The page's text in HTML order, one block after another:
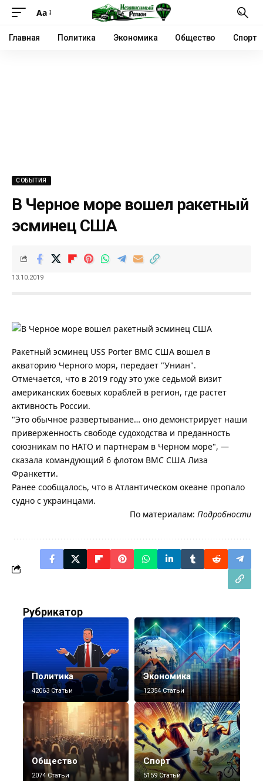
Аа
Главная Политика Экономика Общество Спорт
СОБЫТИЯ
В Черное море вошел ракетный
эсминец США
13.10.2019
Ракетный эсминец USS Porter ВМС США вошел в
акваторию Черного моря, передает "Униан".
Отмечается, что в 2019 году это уже седьмой визит
американских боевых кораблей в регион, где растет
активность России.
"Это обычное развертывание… оно демонстрирует наши
приверженность свободе судоходства и преданность
союзникам по НАТО и партнерам в Черном море", —
сказала командующий 6 флотом ВМС США Лиза
Франкетти.
Ранее сообщалось, что в Атлантическом океане пропало
судно с украинцами.
По материалам: Подробности
Рубрикатор
Политика
42063 Статьи
Экономика
12354 Статьи
Общество
2074 Статьи
Спорт
5159 Статьи